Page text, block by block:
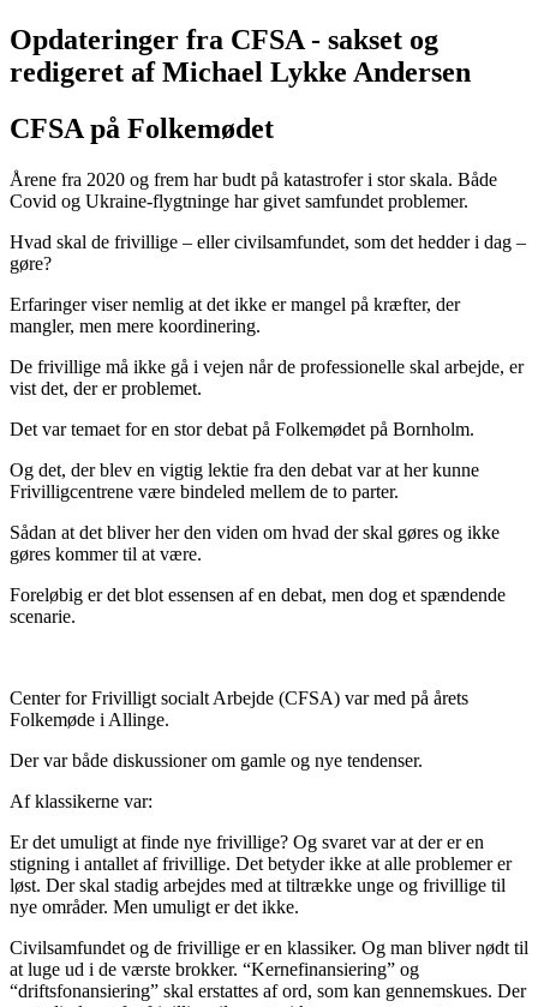
Opdateringer fra CFSA - sakset og
redigeret af Michael Lykke Andersen
CFSA på Folkemødet
Årene fra 2020 og frem har budt på katastrofer i stor skala. Både
Covid og Ukraine-flygtninge har givet samfundet problemer.
Hvad skal de frivillige – eller civilsamfundet, som det hedder i dag –
gøre?
Erfaringer viser nemlig at det ikke er mangel på kræfter, der
mangler, men mere koordinering.
De frivillige må ikke gå i vejen når de professionelle skal arbejde, er
vist det, der er problemet.
Det var temaet for en stor debat på Folkemødet på Bornholm.
Og det, der blev en vigtig lektie fra den debat var at her kunne
Frivilligcentrene være bindeled mellem de to parter.
Sådan at det bliver her den viden om hvad der skal gøres og ikke
gøres kommer til at være.
Foreløbig er det blot essensen af en debat, men dog et spændende
scenarie.
Center for Frivilligt socialt Arbejde (CFSA) var med på årets
Folkemøde i Allinge.
Der var både diskussioner om gamle og nye tendenser.
Af klassikerne var:
Er det umuligt at finde nye frivillige? Og svaret var at der er en
stigning i antallet af frivillige. Det betyder ikke at alle problemer er
løst. Der skal stadig arbejdes med at tiltrække unge og frivillige til
nye områder. Men umuligt er det ikke.
Civilsamfundet og de frivillige er en klassiker. Og man bliver nødt til
at luge ud i de værste brokker. “Kernefinansiering” og
“driftsfonansiering” skal erstattes af ord, som kan gennemskues. Der